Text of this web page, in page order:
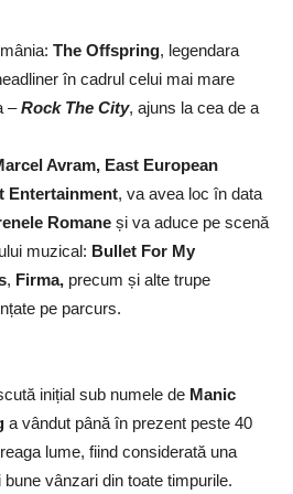
The Offspring, legendara
în cadrul celui mai mare
–Rock The City, ajuns la cea de a
Avram, East European
Entertainment, va avea loc în data
Romane și va aduce pe scenă
muzical: Bullet For My
, Firma, precum și alte trupe
pe parcurs.
inițial sub numele de Manic
a vândut până în prezent peste 40
lume, fiind considerată una
vânzari din toate timpurile.